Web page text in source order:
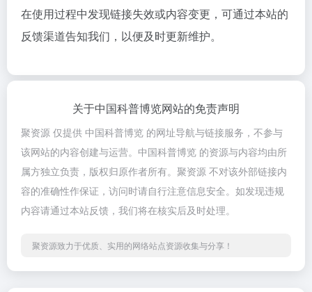
在使用过程中发现链接失效或内容变更，可通过本站的
反馈渠道告知我们，以便及时更新维护。
关于中国科普博览网站的免责声明
聚资源 仅提供 中国科普博览 的网址导航与链接服务，不参与
该网站的内容创建与运营。中国科普博览 的资源与内容均由所
属方独立负责，版权归原作者所有。聚资源 不对该外部链接内
容的准确性作保证，访问时请自行注意信息安全。如发现违规
内容请通过本站反馈，我们将在核实后及时处理。
聚资源致力于优质、实用的网络站点资源收集与分享！